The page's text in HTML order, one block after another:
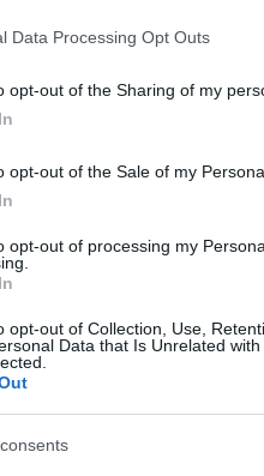
Data Processing Opt Outs
opt-out of the Sharing of my
opt-out of the Sale of my
opt-out of processing my
opt-out of Collection, Use,
Data that Is Unrelated
már nem aszerint határozzák
szar környezettel szemben.
az élettérhez, ami épp a
szubkultúra (legutolsó
Öt éve úgy tudtuk,
kattant harcos brigád, a
legnagyobb CM-jei. Aztán
nyomja át a bringás
ki annyian, mert harc
tisztelt politikusainknak,
példa a városhoz való
a tömeg. Néhány éve az
lehet.